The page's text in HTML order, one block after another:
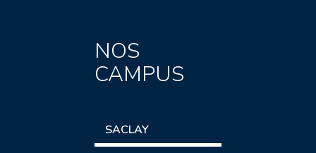
NOS
CAMPUS
SACLAY